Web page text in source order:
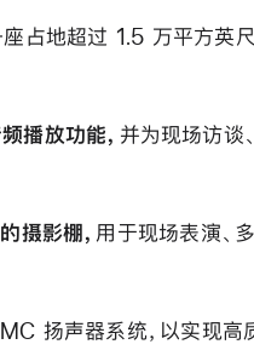
占地超过 1.5 万平方英
播放功能， 并为现场访谈
摄影棚， 用于现场表演、
扬声器系统，以实现高